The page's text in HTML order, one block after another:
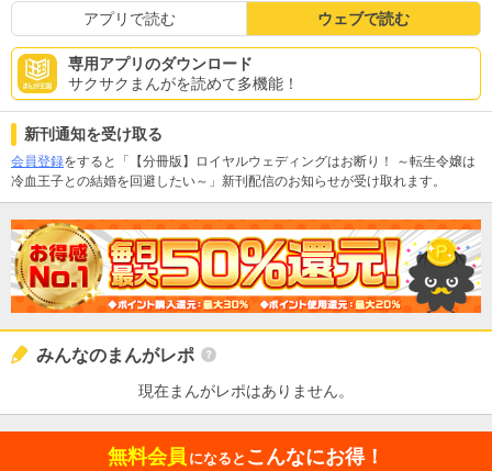
アプリで読む ウェブで読む
専用アプリのダウンロード
サクサクまんがを読めて多機能！
新刊通知を受け取る
会員登録をすると「【分冊版】ロイヤルウェディングはお断り！ ～転生令嬢は
冷血王子との結婚を回避したい～」新刊配信のお知らせが受け取れます。
みんなのまんがレポ
現在まんがレポはありません。
無料会員 になると こんなにお得！